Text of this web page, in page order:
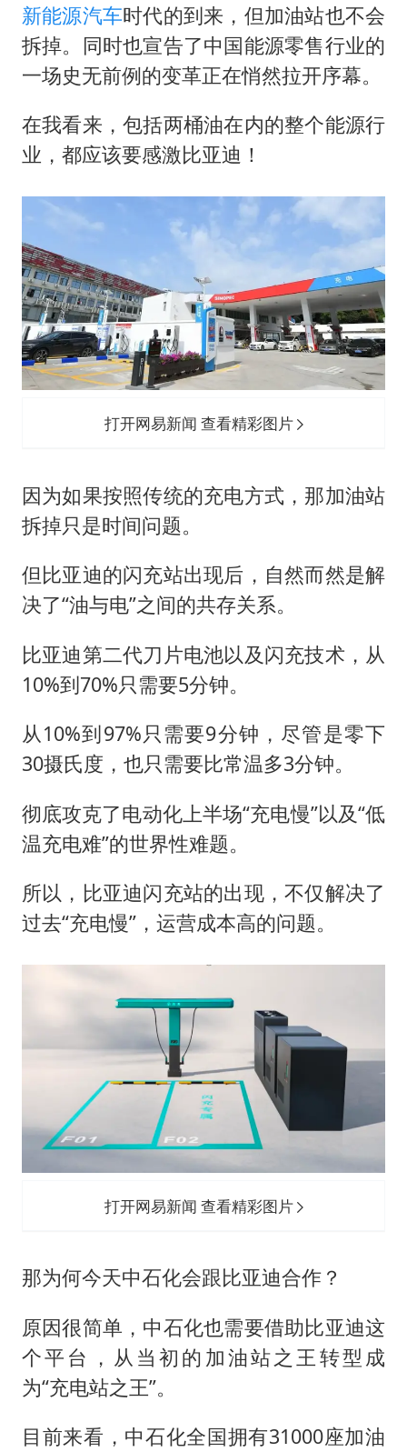
新能源汽车时代的到来，但加油站也不会
拆掉。同时也宣告了中国能源零售行业的
一场史无前例的变革正在悄然拉开序幕。
在我看来，包括两桶油在内的整个能源行
业，都应该要感激比亚迪！
打开网易新闻 查看精彩图片
因为如果按照传统的充电方式，那加油站
拆掉只是时间问题。
但比亚迪的闪充站出现后，自然而然是解
决了“油与电”之间的共存关系。
比亚迪第二代刀片电池以及闪充技术，从
10%到70%只需要5分钟。
从10%到97%只需要9分钟，尽管是零下
30摄氏度，也只需要比常温多3分钟。
彻底攻克了电动化上半场“充电慢”以及“低
温充电难”的世界性难题。
所以，比亚迪闪充站的出现，不仅解决了
过去“充电慢”，运营成本高的问题。
打开网易新闻 查看精彩图片
那为何今天中石化会跟比亚迪合作？
原因很简单，中石化也需要借助比亚迪这
个平台，从当初的加油站之王转型成
为“充电站之王”。
目前来看，中石化全国拥有31000座加油